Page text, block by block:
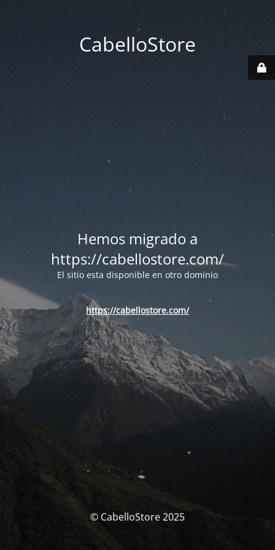
CabelloStore
Hemos migrado a
https://cabellostore.com/
El sitio esta disponible en otro dominio
https://cabellostore.com/
© CabelloStore 2025